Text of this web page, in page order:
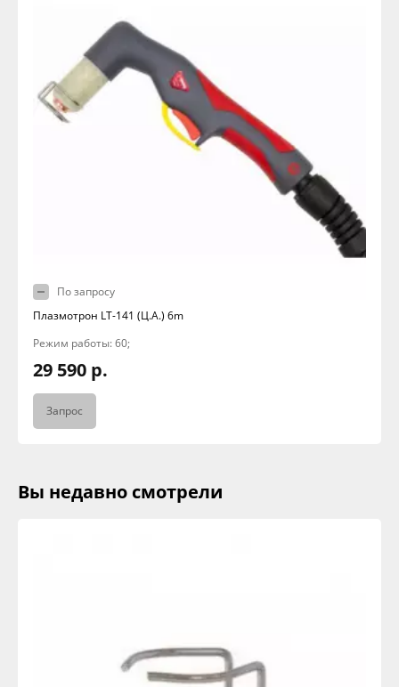
По запросу
Плазмотрон LT-141 (Ц.А.) 6m
Режим работы: 60;
29 590 р.
Запрос
Вы недавно смотрели